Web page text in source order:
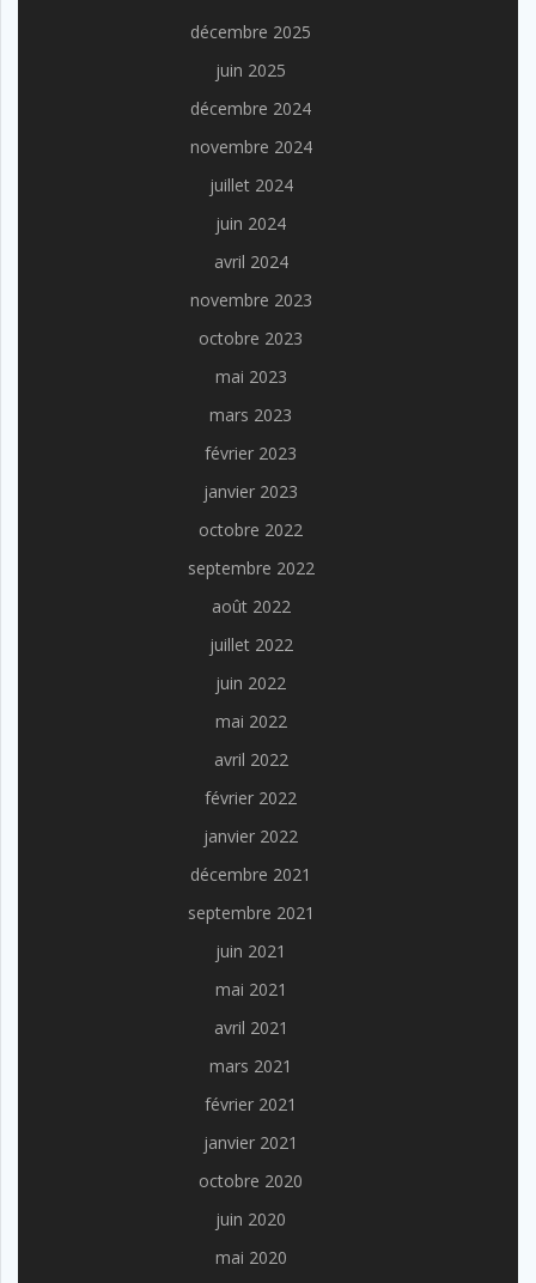
décembre 2025
juin 2025
décembre 2024
novembre 2024
juillet 2024
juin 2024
avril 2024
novembre 2023
octobre 2023
mai 2023
mars 2023
février 2023
janvier 2023
octobre 2022
septembre 2022
août 2022
juillet 2022
juin 2022
mai 2022
avril 2022
février 2022
janvier 2022
décembre 2021
septembre 2021
juin 2021
mai 2021
avril 2021
mars 2021
février 2021
janvier 2021
octobre 2020
juin 2020
mai 2020